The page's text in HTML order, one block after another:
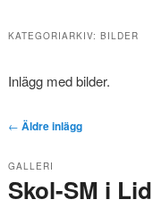
KATEGORIARKIV: BILDER
Inlägg med bilder.
Inläggsnavigering
← Äldre inlägg
Skol-SM i
GALLERI